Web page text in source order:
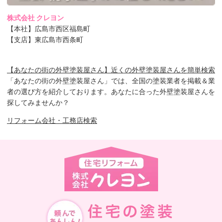
株式会社 クレヨン
【本社】広島市西区福島町
【支店】東広島市西条町
【あなたの街の外壁塗装屋さん】近くの外壁塗装屋さんを簡単検索
「あなたの街の外壁塗装屋さん」では、全国の塗装業者を掲載＆業
者の選び方を紹介しております。あなたに合った外壁塗装屋さんを
探してみませんか？
リフォーム会社・工務店検索